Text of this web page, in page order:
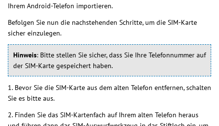
Ihrem Android-Telefon importieren.
Befolgen Sie nun die nachstehenden Schritte, um die SIM-Karte
sicher einzulegen.
Hinweis: Bitte stellen Sie sicher, dass Sie Ihre Telefonnummer auf
der SIM-Karte gespeichert haben.
1. Bevor Sie die SIM-Karte aus dem alten Telefon entfernen, schalten
Sie es bitte aus.
2. Finden Sie das SIM-Kartenfach auf Ihrem alten Telefon heraus